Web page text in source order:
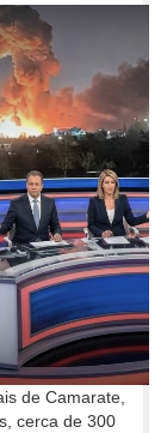
de Camarate,
cerca de 300